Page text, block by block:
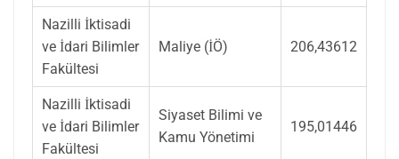
Nazilli İktisadi
ve İdari Bilimler
Fakültesi
Maliye (İÖ) 206,43612
Nazilli İktisadi
ve İdari Bilimler
Fakültesi
Siyaset Bilimi ve
Kamu Yönetimi
195,01446